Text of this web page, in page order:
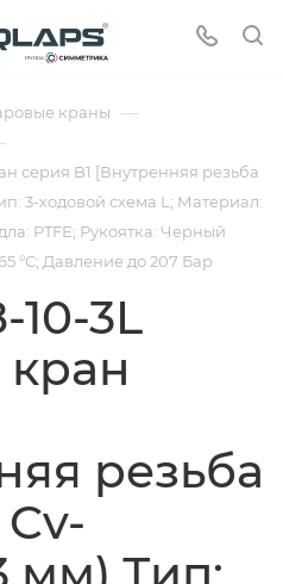
краны —
серия B1 [Внутренняя резьба
3-ходовой схема L; Материал:
PTFE; Рукоятка: Черный
°C; Давление до 207 Бар
10-3L
резьба